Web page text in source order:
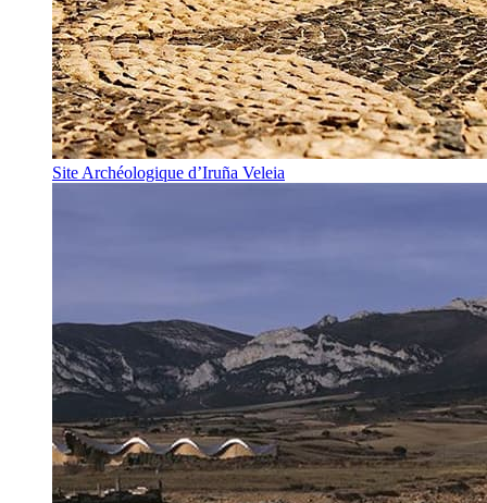
Site Archéologique d’Iruña Veleia